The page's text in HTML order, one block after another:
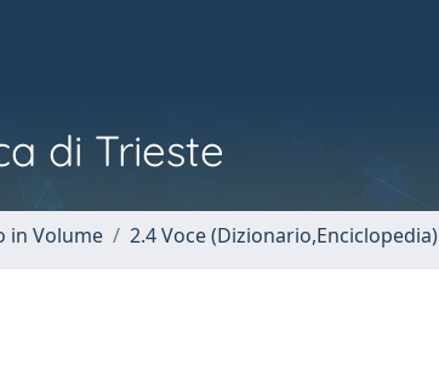
di Trieste
in Volume 2.4 Voce (Dizionario,Enciclopedia)